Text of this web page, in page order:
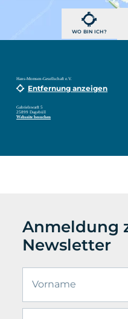
WO BIN ICH?
Hans-Momsen-Gesellschaft e.V.
Entfernung anzeigen
Gabrielswarft 5
25899 Dagebüll
Webseite besuchen
Anmeldung
Newsletter